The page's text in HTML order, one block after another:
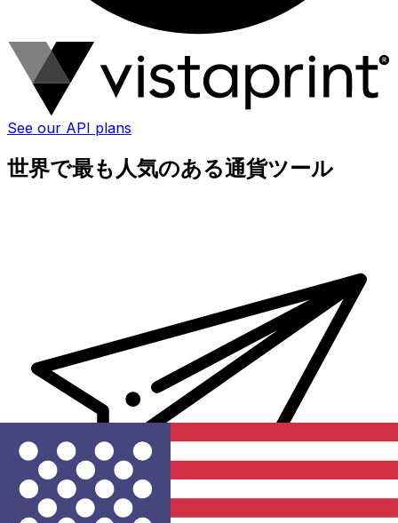
See our API plans
世界で最も人気のある通貨ツール